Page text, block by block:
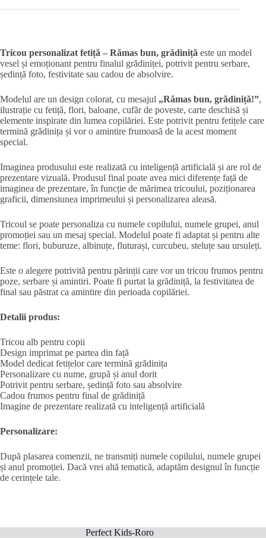
Tricou personalizat fetiță – Rămas bun, grădiniță este un model
vesel și emoționant pentru finalul grădiniței, potrivit pentru serbare,
ședință foto, festivitate sau cadou de absolvire.
Modelul are un design colorat, cu mesajul „Rămas bun, grădiniță!”,
ilustrație cu fetiță, flori, baloane, cufăr de poveste, carte deschisă și
elemente inspirate din lumea copilăriei. Este potrivit pentru fetițele care
termină grădinița și vor o amintire frumoasă de la acest moment
special.
Imaginea produsului este realizată cu inteligență artificială și are rol de
prezentare vizuală. Produsul final poate avea mici diferențe față de
imaginea de prezentare, în funcție de mărimea tricoului, poziționarea
graficii, dimensiunea imprimeului și personalizarea aleasă.
Tricoul se poate personaliza cu numele copilului, numele grupei, anul
promoției sau un mesaj special. Modelul poate fi adaptat și pentru alte
teme: flori, buburuze, albinuțe, fluturași, curcubeu, steluțe sau ursuleți.
Este o alegere potrivită pentru părinții care vor un tricou frumos pentru
poze, serbare și amintiri. Poate fi purtat la grădiniță, la festivitatea de
final sau păstrat ca amintire din perioada copilăriei.
Detalii produs:
Tricou alb pentru copii
Design imprimat pe partea din față
Model dedicat fetițelor care termină grădinița
Personalizare cu nume, grupă și anul dorit
Potrivit pentru serbare, ședință foto sau absolvire
Cadou frumos pentru final de grădiniță
Imagine de prezentare realizată cu inteligență artificială
Personalizare:
După plasarea comenzii, ne transmiți numele copilului, numele grupei
și anul promoției. Dacă vrei altă tematică, adaptăm designul în funcție
de cerințele tale.
Perfect Kids-Roro